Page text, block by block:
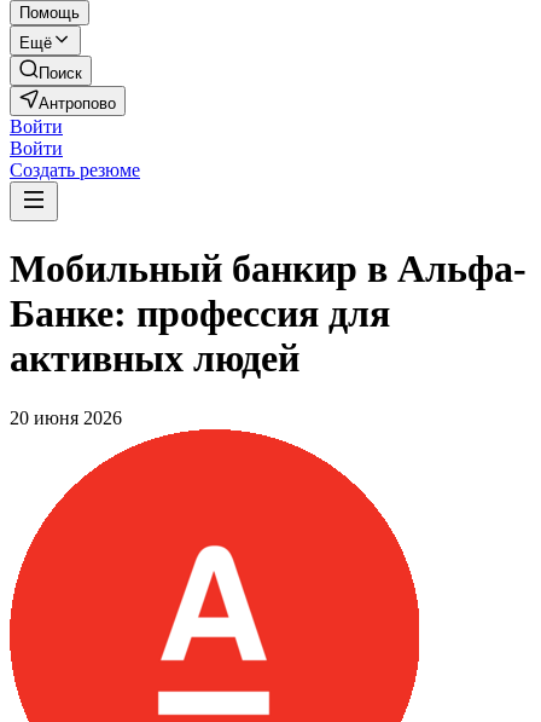
Помощь
Ещё
Поиск
Антропово
Войти
Войти
Создать резюме
Мобильный банкир в Альфа-
Банке: профессия для
активных людей
20 июня 2026